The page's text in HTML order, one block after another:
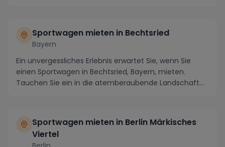
Sportwagen mieten in Bechtsried
Bayern
Ein unvergessliches Erlebnis erwartet Sie, wenn Sie
einen Sportwagen in Bechtsried, Bayern, mieten.
Tauchen Sie ein in die atemberaubende Landschaft
Sportwagen mieten in Berlin Märkisches
Viertel